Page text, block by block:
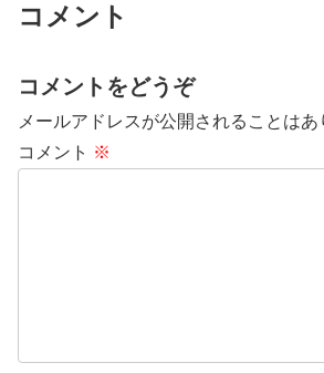
コメント
コメントをどうぞ
メールアドレスが公開されることはあ
コメント ※